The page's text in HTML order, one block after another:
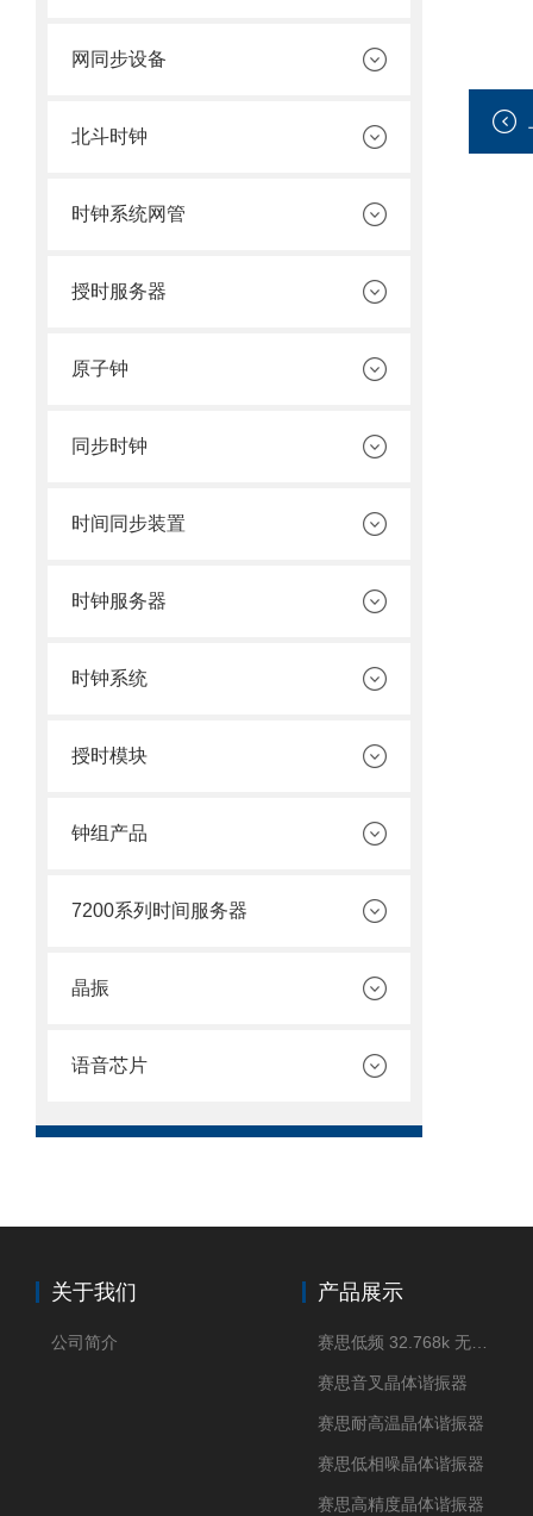
网同步设备
北斗时钟
时钟系统网管
授时服务器
原子钟
同步时钟
时间同步装置
时钟服务器
时钟系统
授时模块
钟组产品
7200系列时间服务器
晶振
语音芯片
关于我们
公司简介
产品展示
赛思音叉晶体谐振器
赛思耐高温晶体谐振器
赛思低相噪晶体谐振器
赛思高精度晶体谐振器